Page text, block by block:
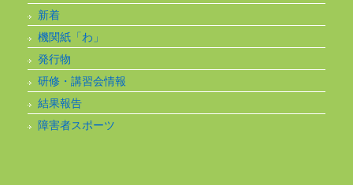
新着
機関紙「わ」
発行物
研修・講習会情報
結果報告
障害者スポーツ